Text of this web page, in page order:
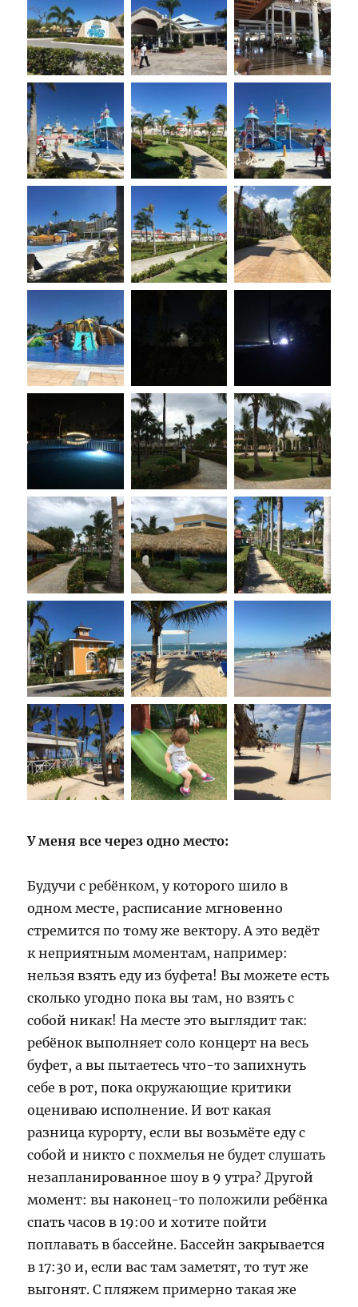
У меня все через одно место:
Будучи с ребёнком, у которого шило в
одном месте, расписание мгновенно
стремится по тому же вектору. А это ведёт
к неприятным моментам, например:
нельзя взять еду из буфета! Вы можете есть
сколько угодно пока вы там, но взять с
собой никак! На месте это выглядит так:
ребёнок выполняет соло концерт на весь
буфет, а вы пытаетесь что-то запихнуть
себе в рот, пока окружающие критики
оцениваю исполнение. И вот какая
разница курорту, если вы возьмёте еду с
собой и никто с похмелья не будет слушать
незапланированное шоу в 9 утра? Другой
момент: вы наконец-то положили ребёнка
спать часов в 19:00 и хотите пойти
поплавать в бассейне. Бассейн закрывается
в 17:30 и, если вас там заметят, то тут же
выгонят. С пляжем примерно такая же